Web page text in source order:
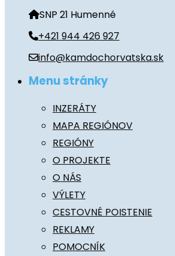
SNP 21 Humenné
+421 944 426 927
info@kamdochorvatska.sk
Menu stránky
INZERÁTY
MAPA REGIÓNOV
REGIÓNY
O PROJEKTE
O NÁS
VÝLETY
CESTOVNÉ POISTENIE
REKLAMY
POMOCNÍK